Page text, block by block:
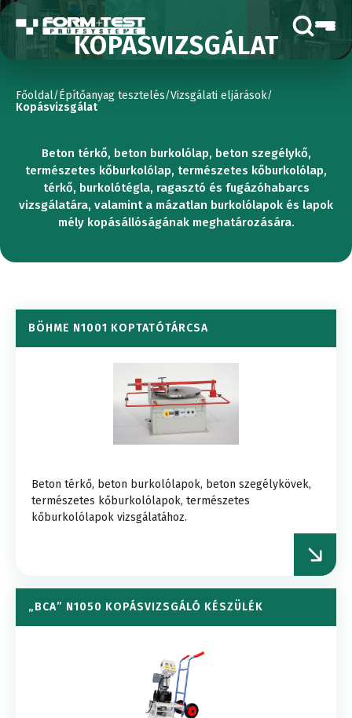
KOPÁSVIZSGÁLAT
Főoldal/Építőanyag tesztelés/Vizsgálati eljárások/
Kopásvizsgálat
Beton térkő, beton burkolólap, beton szegélykő,
természetes kőburkolólap, természetes kőburkolólap,
térkő, burkolótégla, ragasztó és fugázóhabarcs
vizsgálatára, valamint a mázatlan burkolólapok és lapok
mély kopásállóságának meghatározására.
BÖHME N1001 KOPTATÓTÁRCSA
Beton térkő, beton burkolólapok, beton szegélykövek,
természetes kőburkolólapok, természetes
kőburkolólapok vizsgálatához.
„BCA” N1050 KOPÁSVIZSGÁLÓ KÉSZÜLÉK